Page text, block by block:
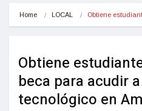
Home LOCAL Obtiene
Obtiene
beca para acudir
tecnológico en